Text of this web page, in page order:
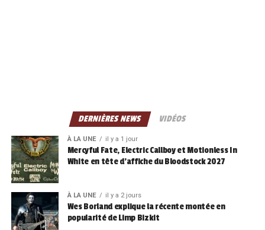
DERNIÈRES NEWS VIDÉOS
À LA UNE il y a 1 jour
Mercyful Fate, Electric Callboy et Motionless In
White en tête d’affiche du Bloodstock 2027
À LA UNE il y a 2 jours
Wes Borland explique la récente montée en
popularité de Limp Bizkit